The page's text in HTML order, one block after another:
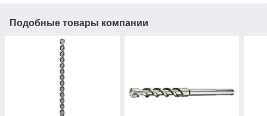
Подобные товары компании